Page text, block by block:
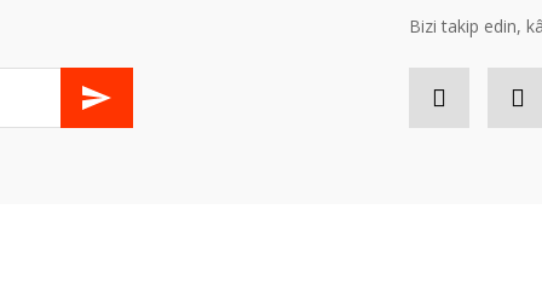
Bizi takip edin,